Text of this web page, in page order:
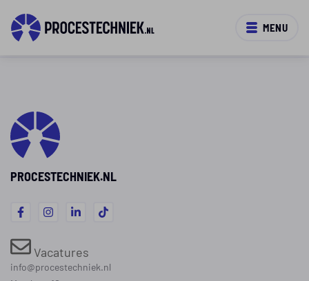
MENU
PROCESTECHNIEK.NL
Vacatures
info@procestechniek.nl